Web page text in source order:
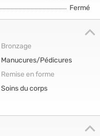
Fermé
Bronzage
Manucures/Pédicures
Remise en forme
Soins du corps